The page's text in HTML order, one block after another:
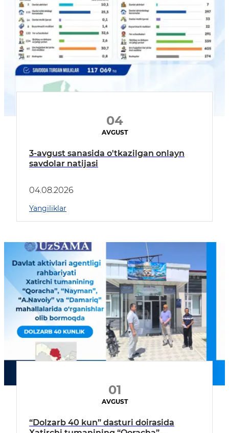
04
AVGUST
3-avgust sanasida o'tkazilgan onlayn
savdolar natijasi
04.08.2026
Yangiliklar
01
AVGUST
“Dolzarb 40 kun” dasturi doirasida